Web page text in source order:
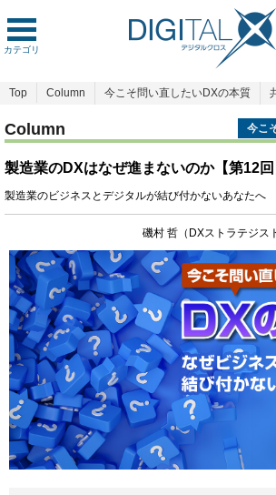
カテゴリ
Top Column 今こそ問い直したいDXの本質
Column 今こ
製造業のDXはなぜ進まないのか【第12回
製造業のビジネスとデジタルが結び付かないあなたへ
磯村 哲（DXストラテジス